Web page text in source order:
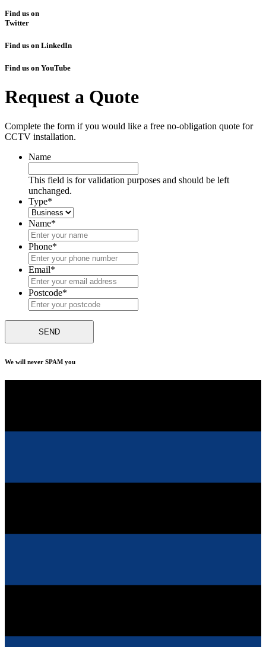
Find us on
Twitter
Find us on LinkedIn
Find us on YouTube
Request a Quote
Complete the form if you would like a free no-obligation quote for
CCTV installation.
Name
This field is for validation purposes and should be left
unchanged.
Type*
Name*
Phone*
Email*
Postcode*
We will never SPAM you